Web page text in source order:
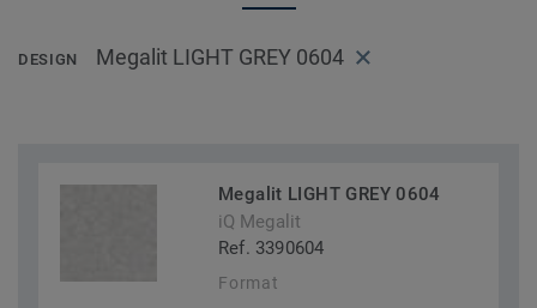
DESIGN Megalit LIGHT GREY 0604
Megalit LIGHT GREY 0604
iQ Megalit
Ref. 3390604
Format